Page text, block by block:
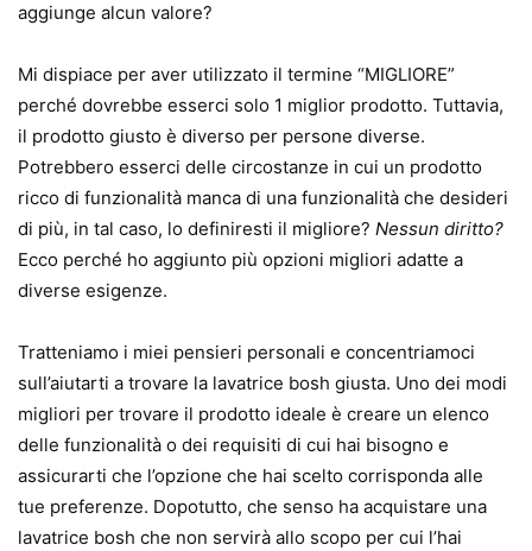
aggiunge alcun valore?
Mi dispiace per aver utilizzato il termine “MIGLIORE”
perché dovrebbe esserci solo 1 miglior prodotto. Tuttavia,
il prodotto giusto è diverso per persone diverse.
Potrebbero esserci delle circostanze in cui un prodotto
ricco di funzionalità manca di una funzionalità che desideri
di più, in tal caso, lo definiresti il ​​migliore? Nessun diritto?
Ecco perché ho aggiunto più opzioni migliori adatte a
diverse esigenze.
Tratteniamo i miei pensieri personali e concentriamoci
sull’aiutarti a trovare la lavatrice bosh giusta. Uno dei modi
migliori per trovare il prodotto ideale è creare un elenco
delle funzionalità o dei requisiti di cui hai bisogno e
assicurarti che l’opzione che hai scelto corrisponda alle
tue preferenze. Dopotutto, che senso ha acquistare una
lavatrice bosh che non servirà allo scopo per cui l’hai